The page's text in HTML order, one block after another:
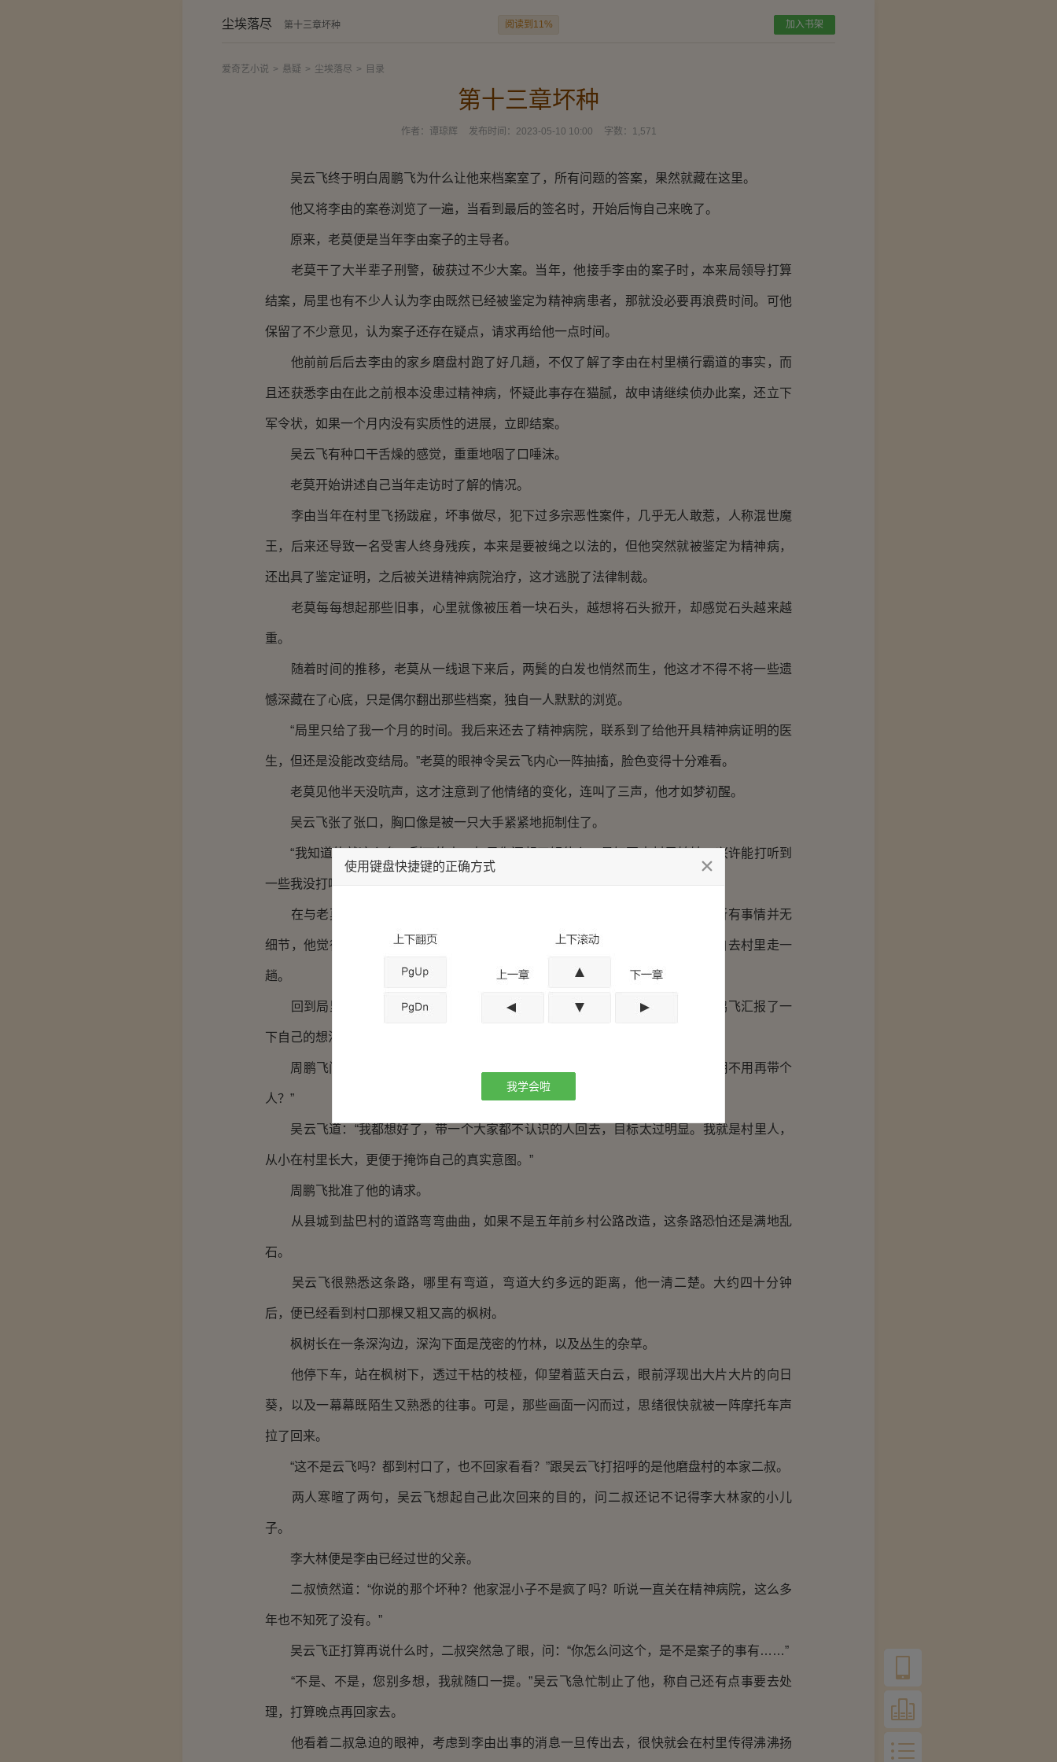
尘埃落尽 第十三章坏种 阅读到11% 加入书架
爱奇艺小说 > 悬疑 > 尘埃落尽 > 目录
第十三章坏种
作者： 谭琼辉 发布时间： 2023-05-10 10:00 字数： 1,571
吴云飞终于明白周鹏飞为什么让他来档案室了，所有问题的答案，果然就藏在这里。
他又将李由的案卷浏览了一遍，当看到最后的签名时，开始后悔自己来晚了。
原来，老莫便是当年李由案子的主导者。
老莫干了大半辈子刑警，破获过不少大案。当年，他接手李由的案子时，本来局领导打算
结案，局里也有不少人认为李由既然已经被鉴定为精神病患者，那就没必要再浪费时间。可他
保留了不少意见，认为案子还存在疑点，请求再给他一点时间。
他前前后后去李由的家乡磨盘村跑了好几趟，不仅了解了李由在村里横行霸道的事实，而
且还获悉李由在此之前根本没患过精神病，怀疑此事存在猫腻，故申请继续侦办此案，还立下
军令状，如果一个月内没有实质性的进展，立即结案。
吴云飞有种口干舌燥的感觉，重重地咽了口唾沫。
老莫开始讲述自己当年走访时了解的情况。
李由当年在村里飞扬跋雇，坏事做尽，犯下过多宗恶性案件，几乎无人敢惹，人称混世魔
王，后来还导致一名受害人终身残疾，本来是要被绳之以法的，但他突然就被鉴定为精神病，
还出具了鉴定证明，之后被关进精神病院治疗，这才逃脱了法律制裁。
老莫每每想起那些旧事，心里就像被压着一块石头，越想将石头掀开，却感觉石头越来越
重。
随着时间的推移，老莫从一线退下来后，两鬓的白发也悄然而生，他这才不得不将一些遗
憾深藏在了心底，只是偶尔翻出那些档案，独自一人默默的浏览。
“局里只给了我一个月的时间。我后来还去了精神病院，联系到了给他开具精神病证明的医
生，但还是没能改变结局。”老莫的眼神令吴云飞内心一阵抽搐，脸色变得十分难看。
老莫见他半天没吭声，这才注意到了他情绪的变化，连叫了三声，他才如梦初醒。
吴云飞张了张口，胸口像是被一只大手紧紧地扼制住了。
“我知道的就这么多，剩下的事，如果你还想了解什么，最好再去村里转转，兴许能打听到
一些我没打听到的事。”老莫的话提醒了吴云飞。
在与老莫的交谈中，吴云飞对李由的过去有了大致的了解，可老莫跟他讲的所有事情并无
细节，他觉得要想知道最有可能报复李由的人是谁，还必须遵从老莫的建议，亲自去村里走一
趟。
回到局里，他简单安排了一下工作，让手底下的人盯紧尸检结果，又去跟周鹏飞汇报了一
下自己的想法，便打算出发。
周鹏飞问他：“两个村子不小啊，需要走访那么多人，你一个人能顾得过来？用不用再带个
人？”
吴云飞道：“我都想好了，带一个大家都不认识的人回去，目标太过明显。我就是村里人，
从小在村里长大，更便于掩饰自己的真实意图。”
周鹏飞批准了他的请求。
从县城到盐巴村的道路弯弯曲曲，如果不是五年前乡村公路改造，这条路恐怕还是满地乱
石。
吴云飞很熟悉这条路，哪里有弯道，弯道大约多远的距离，他一清二楚。大约四十分钟
后，便已经看到村口那棵又粗又高的枫树。
枫树长在一条深沟边，深沟下面是茂密的竹林，以及丛生的杂草。
他停下车，站在枫树下，透过干枯的枝桠，仰望着蓝天白云，眼前浮现出大片大片的向日
葵，以及一幕幕既陌生又熟悉的往事。可是，那些画面一闪而过，思绪很快就被一阵摩托车声
拉了回来。
“这不是云飞吗？都到村口了，也不回家看看？”跟吴云飞打招呼的是他磨盘村的本家二叔。
两人寒暄了两句，吴云飞想起自己此次回来的目的，问二叔还记不记得李大林家的小儿
子。
李大林便是李由已经过世的父亲。
二叔愤然道：“你说的那个坏种？他家混小子不是疯了吗？听说一直关在精神病院，这么多
年也不知死了没有。”
吴云飞正打算再说什么时，二叔突然急了眼，问：“你怎么问这个，是不是案子的事有……”
“不是、不是，您别多想，我就随口一提。”吴云飞急忙制止了他，称自己还有点事要去处
理，打算晚点再回家去。
他看着二叔急迫的眼神，考虑到李由出事的消息一旦传出去，很快就会在村里传得沸沸扬
使用键盘快捷键的正确方式
我学会啦